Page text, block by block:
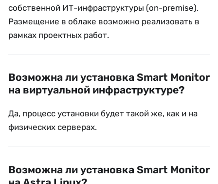
собственной ИТ-инфраструктуры (on-premise).
Размещение в облаке возможно реализовать в
рамках проектных работ.
Возможна ли установка Smart Monitor
на виртуальной инфраструктуре?
Да, процесс установки будет такой же, как и на
физических серверах.
Возможна ли установка Smart Monitor